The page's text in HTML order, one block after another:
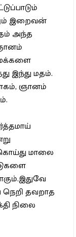
இறைவன்
அந்த
இந்து மதம்.
ஞானம்
மாலை
நெறி தவறாத
நிலை